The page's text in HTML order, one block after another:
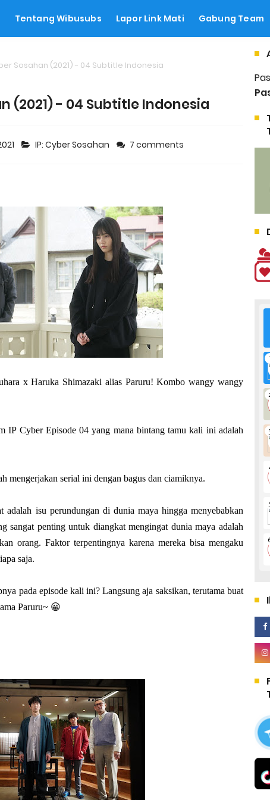
Tentang Wibusubs Lapor Link Mati Gabung Team
Sosahan (2021) - 04 Subtitle Indonesia
(2021) - 04 Subtitle Indonesia
IP: Cyber Sosahan 7 comments
x Haruka Shimazaki alias Paruru! Kombo wangy wangy
IP Cyber Episode 04 yang mana bintang tamu kali ini adalah
mengerjakan serial ini dengan bagus dan ciamiknya.
isu perundungan di dunia maya hingga menyebabkan
sangat penting untuk diangkat mengingat dunia maya adalah
orang. Faktor terpentingnya karena mereka bisa mengaku
saja.
pada episode kali ini? Langsung aja saksikan, terutama buat
Paruru~ 😀